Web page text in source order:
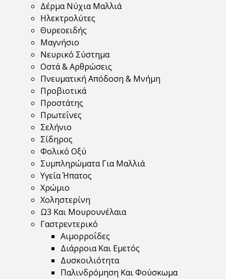
Δέρμα Νύχια Μαλλιά
Ηλεκτρολύτες
Θυρεοειδής
Μαγνήσιο
Νευρικό Σύστημα
Οστά & Αρθρώσεις
Πνευματική Απόδοση & Μνήμη
Προβιοτικά
Προστάτης
Πρωτεΐνες
Σελήνιο
Σίδηρος
Φολικό Οξύ
Συμπληρώματα Για Μαλλιά
Υγεία Ήπατος
Χρώμιο
Χοληστερίνη
Ω3 Και Μουρουνέλαια
Γαστρεντερικό
Αιμορροΐδες
Διάρροια Και Εμετός
Δυσκοιλιότητα
Παλινδρόμηση Και Φούσκωμα